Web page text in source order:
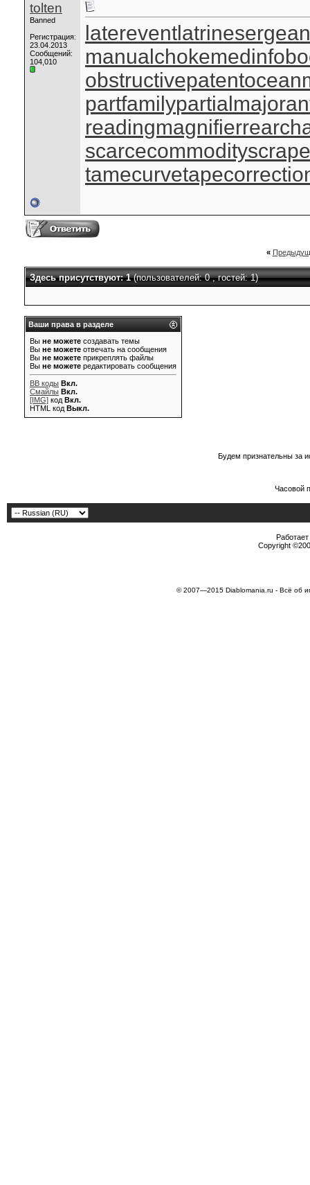
tolten
Banned
Регистрация:
23.04.2013
Сообщений:
104,010
laterevent
manualchoke
obstructivepatent
partfamily
readingmagnifier
scarcecommodity
tamecurve
«
Здесь присутствуют: 1(пользователей: 0 , гостей: 1)
Ваши права в разделе
Вы не можете создавать темы
Вы не можете отвечать на сообщения
Вы не можете прикреплять файлы
Вы не можете редактировать сообщения
BB коды Вкл.
Смайлы Вкл.
[IMG] код Вкл.
HTML код Выкл.
Будем признательны за
Часовой
Copyright
© 2007—2015 Diablomania.ru - Всё об